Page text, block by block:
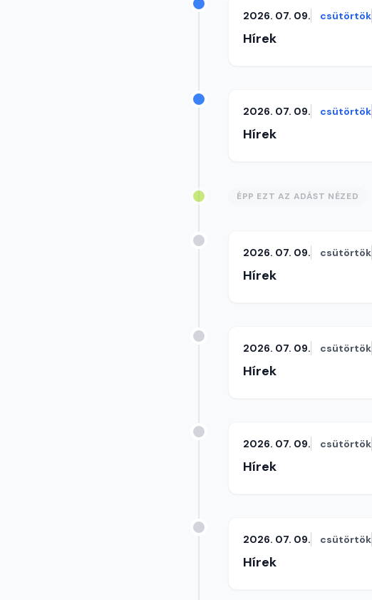
2026. 07. 09. csütörtök
Hírek
2026. 07. 09. csütörtök
Hírek
ÉPP EZT AZ ADÁST NÉZED
2026. 07. 09. csütörtök
Hírek
2026. 07. 09. csütörtök
Hírek
2026. 07. 09. csütörtök
Hírek
2026. 07. 09. csütörtök
Hírek